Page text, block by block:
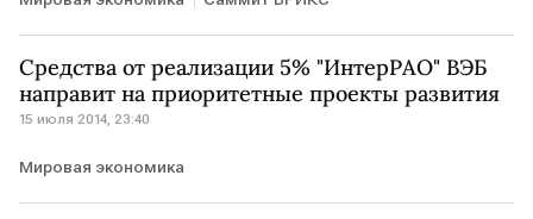
Средства от реализации 5% "ИнтерРАО" ВЭБ
направит на приоритетные проекты развития
15 июля 2014, 23:40
Мировая экономика